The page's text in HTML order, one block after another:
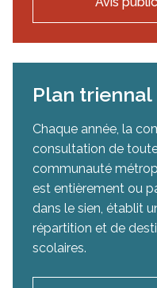
Plan triennal
Chaque année, la
consultation de
communauté
est entièrement ou
dans le sien, établit
répartition et de
scolaires.